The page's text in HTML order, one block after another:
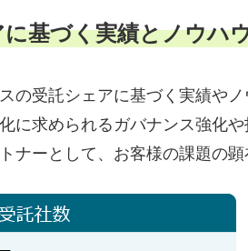
基づく実績とノウハ
の受託シェアに基づく実績や
に求められるガバナンス強化
ナーとして、お客様の課題の